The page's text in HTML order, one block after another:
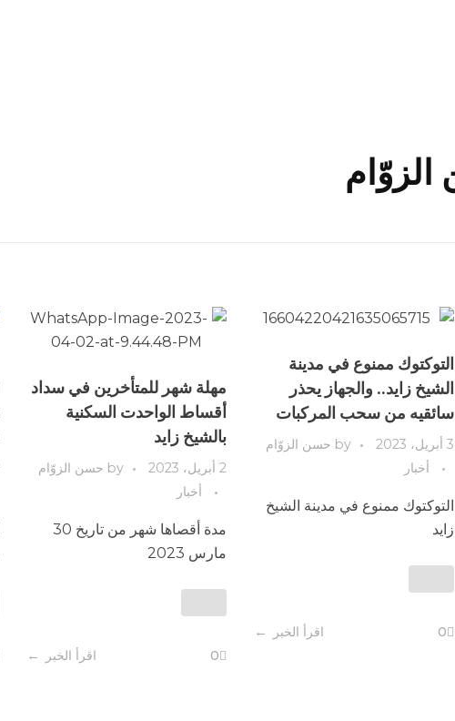
التوكتوك ممنوع في مدينة
الشيخ زايد.. والجهاز يحذر
سائقيه من سحب المركبات
3 أبريل، 2023 by حسن الزوّام
أخبار
التوكتوك ممنوع في مدينة الشيخ
زايد
اقرأ الخبر 0
مهلة شهر للمتأخرين في سداد
أقساط الواحدت السكنية
بالشيخ زايد
2 أبريل، 2023 by حسن الزوّام
أخبار
مدة أقصاها شهر من تاريخ 30
مارس 2023
اقرأ الخبر 0